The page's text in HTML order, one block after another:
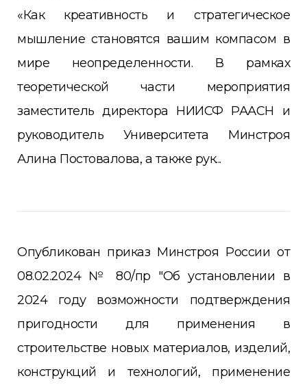
«Как креативность и стратегическое
мышление становятся вашим компасом в
мире неопределенности. В рамках
теоретической части мероприятия
заместитель директора НИИСФ РААСН и
руководитель Университета Минстроя
Алина Постовалова, а также рук...
Опубликован приказ Минстроя России от
08.02.2024 № 80/пр "Об установлении в
2024 году возможности подтверждения
пригодности для применения в
строительстве новых материалов, изделий,
конструкций и технологий, применение